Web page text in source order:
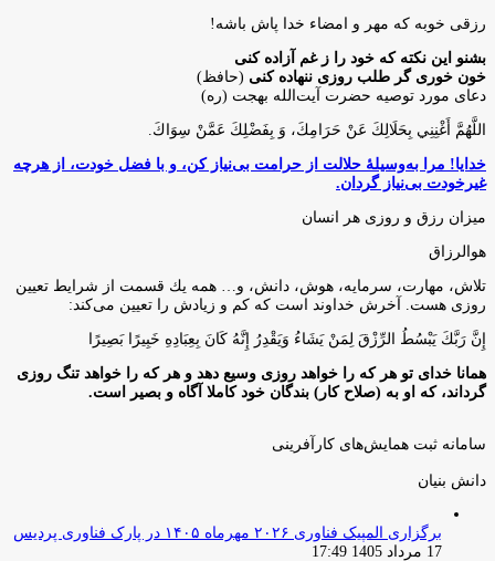
رزقی خوبه كه مهر و امضاء خدا پاش باشه!
بشنو این نکته که خود را ز غم آزاده کنی
خون خوری گر طلب روزی ننهاده کنی (حافظ)
دعای مورد توصیه حضرت آیت‌الله بهجت (ره)
اللَّهُمَّ أَغْنِنِي بِحَلَالِكَ عَنْ حَرَامِكَ، وَ بِفَضْلِكَ عَمَّنْ سِوَاكَ‏.
خدایا! مرا به‌وسیلۀ حلالت از حرامت بی‌نیاز کن، و با فضل خودت، از هرچه
غیرخودت بی‌نیاز گردان.
میزان رزق و روزی هر انسان
هوالرزاق
تلاش، مهارت، سرمايه، هوش، دانش، و… همه يك قسمت از شرايط تعيين
روزى هست. آخرش خداوند است كه كم و زيادش را تعيين مى‌كند:
إِنَّ رَبَّكَ يَبْسُطُ الرِّزْقَ لِمَنْ يَشَاءُ وَيَقْدِرُ إِنَّهُ كَانَ بِعِبَادِهِ خَبِيرًا بَصِيرًا
همانا خدای تو هر که را خواهد روزی وسیع دهد و هر که را خواهد تنگ روزی
گرداند، که او به (صلاح کار) بندگان خود کاملا آگاه و بصیر است.
سامانه ثبت همایش‌های کارآفرینی
دانش‌ بنیان‌
برگزاری المپیک فناوری ۲۰۲۶ مهرماه ۱۴۰۵ در پارک فناوری پردیس
17 مرداد 1405 17:49